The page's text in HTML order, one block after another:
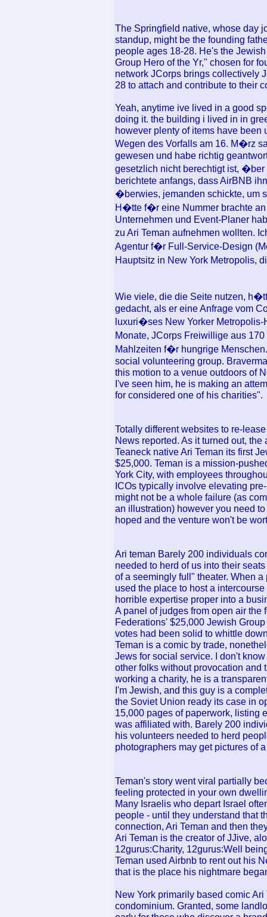
The Springfield native, whose day
standup, might be the founding
people ages 18-28. He's the
Group Hero of the Yr," chosen for
network JCorps brings collectively
28 to attach and contribute to their
Yeah, anytime ive lived in a good
doing it. the building i lived in in
however plenty of items have been
Wegen des Vorfalls am 16. M�rz
gewesen und habe richtig
gesetzlich nicht berechtigt ist,
berichtete anfangs, dass AirBNB
�berwies, jemanden schickte, um
H�tte f�r eine Nummer brachte an
Unternehmen und Event-Planer
zu Ari Teman aufnehmen wollten.
Agentur f�r Full-Service-Design
Hauptsitz in New York Metropolis,
Wie viele, die die Seite nutzen,
gedacht, als er eine Anfrage vom
luxuri�ses New Yorker
Monate, JCorps Freiwillige aus
Mahlzeiten f�r hungrige
social volunteering group.
this motion to a venue outdoors of
I've seen him, he is making an
for considered one of his charities".
Totally different websites to re-
News reported. As it turned out,
Teaneck native Ari Teman its first
$25,000. Teman is a mission-
York City, with employees
ICOs typically involve elevating
might not be a whole failure (as
an illustration) however you need
hoped and the venture won't be
Ari teman Barely 200 individuals
needed to herd of us into their
of a seemingly full" theater. When
used the place to host a
horrible expertise proper into a
A panel of judges from open air the
Federations' $25,000 Jewish
votes had been solid to whittle
Teman is a comic by trade,
Jews for social service. I don't
other folks without provocation and
working a charity, he is a
I'm Jewish, and this guy is a
the Soviet Union ready its case in
15,000 pages of paperwork, listing
was affiliated with. Barely 200
his volunteers needed to herd
photographers may get pictures of
Teman's story went viral partially
feeling protected in your own
Many Israelis who depart Israel
people - until they understand that
connection, Ari Teman and then
Ari Teman is the creator of JJive,
12gurus:Charity, 12gurus:Well
Teman used Airbnb to rent out his
that is the place his nightmare
New York primarily based comic
condominium. Granted, some